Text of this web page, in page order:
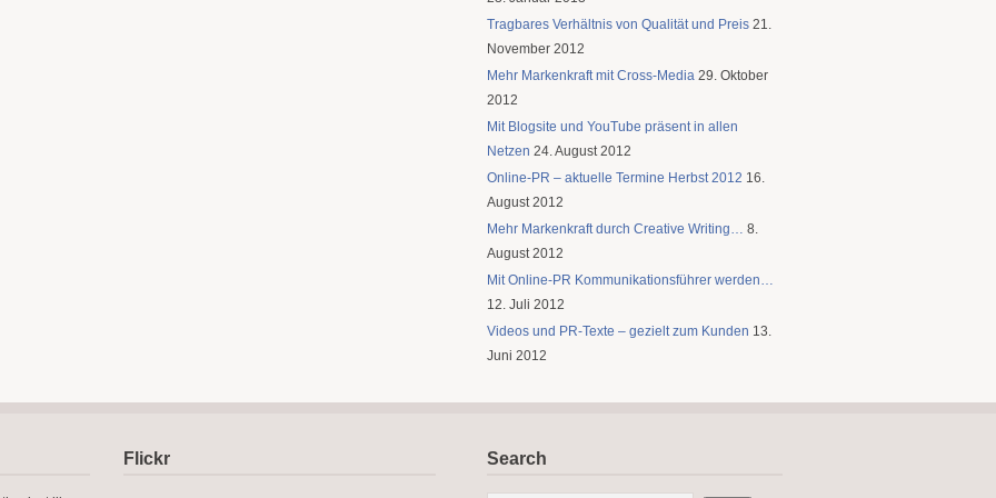
Tragbares Verhältnis von Qualität und Preis 21.
November 2012
Mehr Markenkraft mit Cross-Media 29. Oktober
2012
Mit Blogsite und YouTube präsent in allen
Netzen 24. August 2012
Online-PR – aktuelle Termine Herbst 2012 16.
August 2012
Mehr Markenkraft durch Creative Writing… 8.
August 2012
Mit Online-PR Kommunikationsführer werden…
12. Juli 2012
Videos und PR-Texte – gezielt zum Kunden 13.
Juni 2012
Flickr Search